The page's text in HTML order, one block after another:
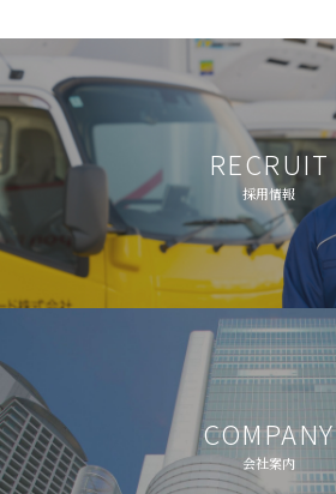
RECRUIT
採用情報
COMPANY
会社案内